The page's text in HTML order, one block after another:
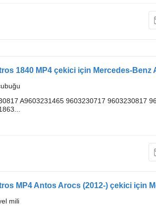
1840 MP4 çekici için Mercedes-Benz
A9603231465 9603230717 9603230817
mili